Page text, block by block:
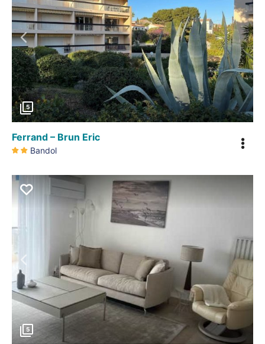
Précédent
5
Ferrand – Brun Eric
Bandol
Précédent
5